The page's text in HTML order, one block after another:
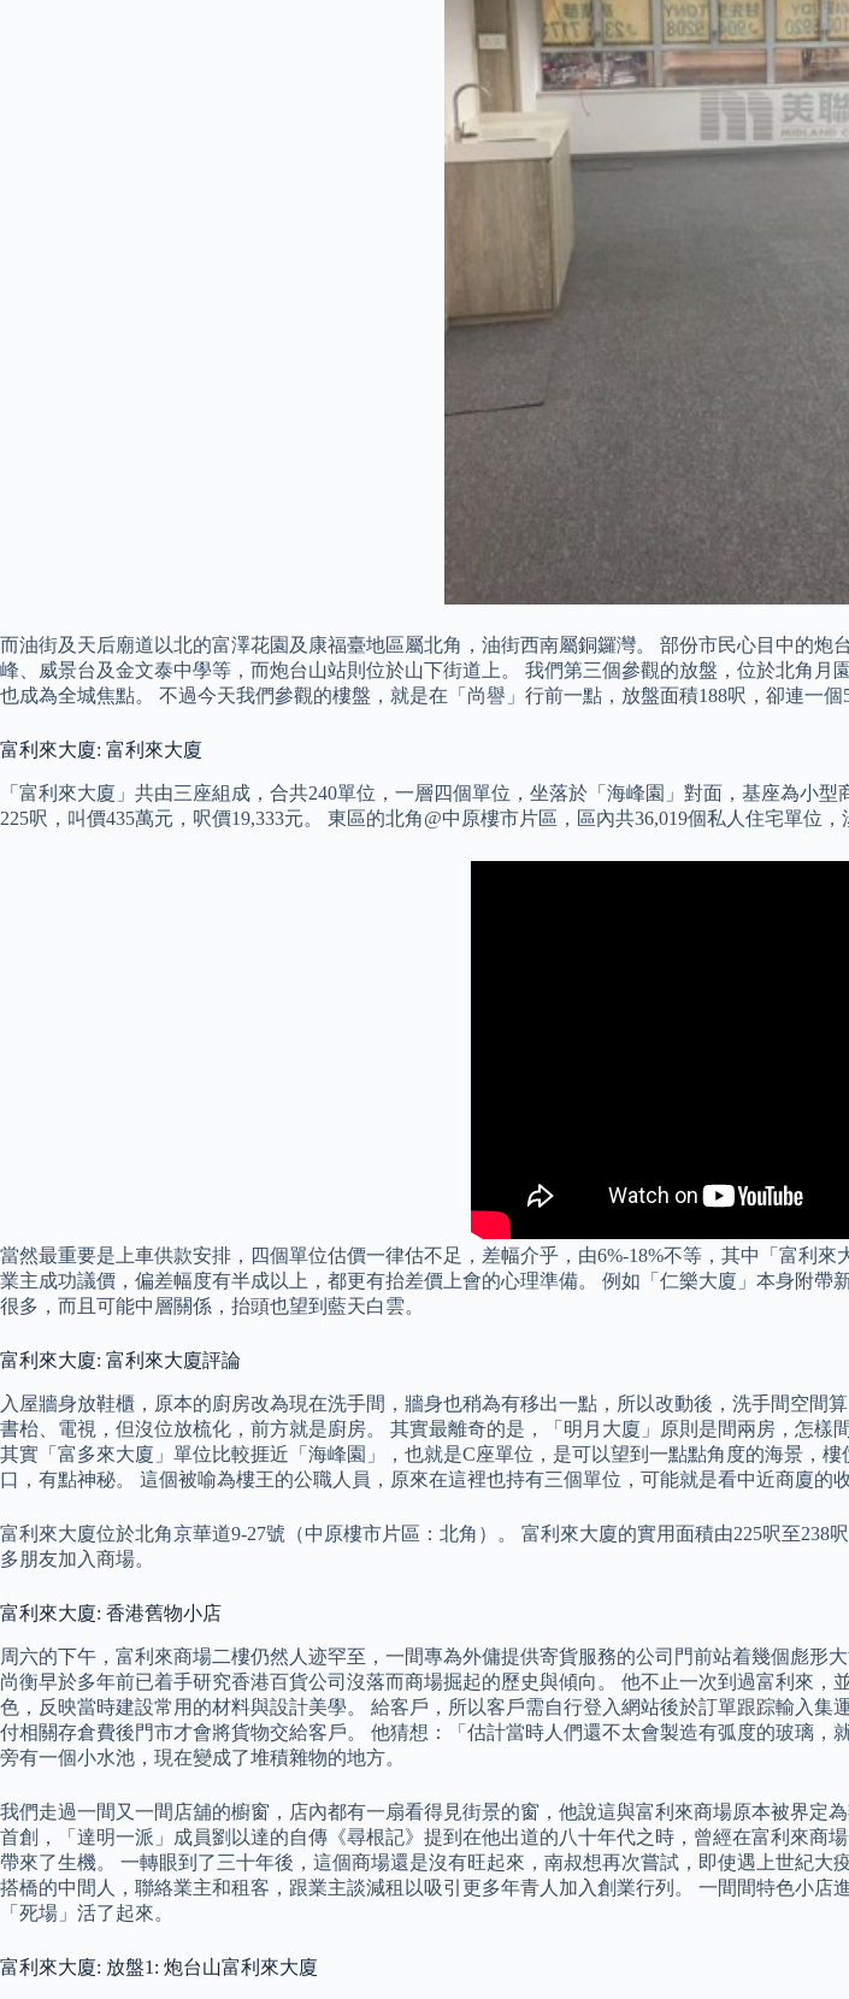
而油街及天后廟道以北的富澤花園及康福臺地區屬北角，油街西南屬銅鑼灣。 部份市民心目中的
峰、威景台及金文泰中學等，而炮台山站則位於山下街道上。 我們第三個參觀的放盤，位於北角
也成為全城焦點。 不過今天我們參觀的樓盤，就是在「尚譽」行前一點，放盤面積188呎，卻連一個
富利來大廈: 富利來大廈
「富利來大廈」共由三座組成，合共240單位，一層四個單位，坐落於「海峰園」對面，基座為小
225呎，叫價435萬元，呎價19,333元。 東區的北角@中原樓市片區，區內共36,019個私人住宅單位，
當然最重要是上車供款安排，四個單位估價一律估不足，差幅介乎，由6%-18%不等，其中「富利
業主成功議價，偏差幅度有半成以上，都更有抬差價上會的心理準備。 例如「仁樂大廈」本身附
很多，而且可能中層關係，抬頭也望到藍天白雲。
富利來大廈: 富利來大廈評論
入屋牆身放鞋櫃，原本的廚房改為現在洗手間，牆身也稍為有移出一點，所以改動後，洗手間空
書枱、電視，但沒位放梳化，前方就是廚房。 其實最離奇的是，「明月大廈」原則是間兩房，怎樣
其實「富多來大廈」單位比較捱近「海峰園」，也就是C座單位，是可以望到一點點角度的海景，
口，有點神秘。 這個被喻為樓王的公職人員，原來在這裡也持有三個單位，可能就是看中近商廈的收
富利來大廈位於北角京華道9-27號（中原樓市片區：北角）。 富利來大廈的實用面積由225呎至
多朋友加入商場。
富利來大廈: 香港舊物小店
周六的下午，富利來商場二樓仍然人迹罕至，一間專為外傭提供寄貨服務的公司門前站着幾個彪
尚衡早於多年前已着手研究香港百貨公司沒落而商場掘起的歷史與傾向。 他不止一次到過富利來
色，反映當時建設常用的材料與設計美學。 給客戶，所以客戶需自行登入網站後於訂單跟踪輸入
付相關存倉費後門市才會將貨物交給客戶。 他猜想：「估計當時人們還不太會製造有弧度的玻璃
旁有一個小水池，現在變成了堆積雜物的地方。
我們走過一間又一間店舖的櫥窗，店內都有一扇看得見街景的窗，他說這與富利來商場原本被界
首創，「達明一派」成員劉以達的自傳《尋根記》提到在他出道的八十年代之時，曾經在富利來
帶來了生機。 一轉眼到了三十年後，這個商場還是沒有旺起來，南叔想再次嘗試，即使遇上世紀
搭橋的中間人，聯絡業主和租客，跟業主談減租以吸引更多年青人加入創業行列。 一間間特色小
「死場」活了起來。
富利來大廈: 放盤1: 炮台山富利來大廈